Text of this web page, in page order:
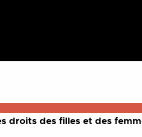
droits des filles et des